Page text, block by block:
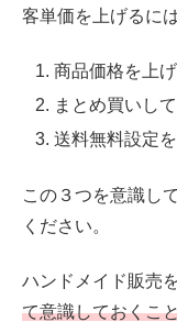
客単価を上げるに
商品価格を上
まとめ買いし
送料無料設定
この３つを意識し
ください。
ハンドメイド販売
て意識しておくこ